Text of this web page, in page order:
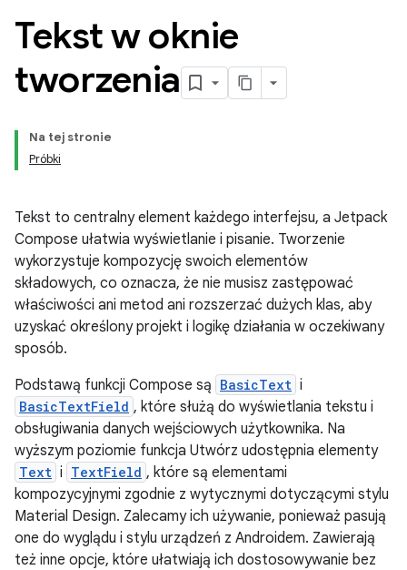
Tekst w oknie
tworzenia
Na tej stronie
Próbki
Tekst to centralny element każdego interfejsu, a Jetpack
Compose ułatwia wyświetlanie i pisanie. Tworzenie
wykorzystuje kompozycję swoich elementów
składowych, co oznacza, że nie musisz zastępować
właściwości ani metod ani rozszerzać dużych klas, aby
uzyskać określony projekt i logikę działania w oczekiwany
sposób.
Podstawą funkcji Compose są BasicText i
BasicTextField , które służą do wyświetlania tekstu i
obsługiwania danych wejściowych użytkownika. Na
wyższym poziomie funkcja Utwórz udostępnia elementy
Text i TextField , które są elementami
kompozycyjnymi zgodnie z wytycznymi dotyczącymi stylu
Material Design. Zalecamy ich używanie, ponieważ pasują
one do wyglądu i stylu urządzeń z Androidem. Zawierają
też inne opcje, które ułatwiają ich dostosowywanie bez